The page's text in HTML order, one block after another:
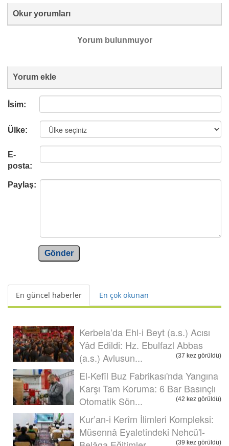
Okur yorumları
Yorum bulunmuyor
Yorum ekle
İsim:
Ülke:
E-
posta:
Paylaş:
Gönder
En güncel haberler En çok okunan
Kerbela’da Ehl-i Beyt (a.s.) Acısı
Yâd Edildi: Hz. Ebulfazl Abbas
(a.s.) Avlusun...
(37 kez görüldü)
El-Kefîl Buz Fabrikası'nda Yangına
Karşı Tam Koruma: 6 Bar Basınçlı
Otomatik Sön...
(42 kez görüldü)
Kur’an-i Kerîm İlimleri Kompleksi:
Müsennâ Eyaletindeki Nehcü'l-
(39 kez görüldü)